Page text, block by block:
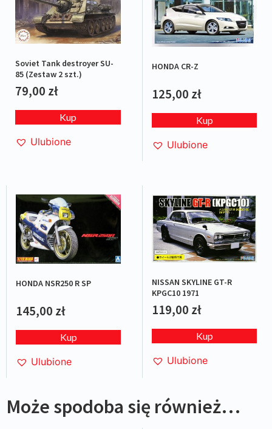
Soviet Tank destroyer SU-
85 (Zestaw 2 szt.)
79,00 zł
Kup
Ulubione
HONDA CR-Z
125,00 zł
Kup
Ulubione
HONDA NSR250 R SP
145,00 zł
Kup
Ulubione
NISSAN SKYLINE GT-R
KPGC10 1971
119,00 zł
Kup
Ulubione
Może spodoba się również…